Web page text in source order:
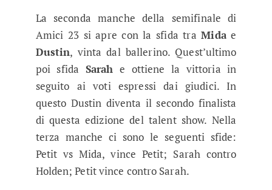
La seconda manche della semifinale di
Amici 23 si apre con la sfida traMidae
Dustin, vinta dal ballerino. Quest’ultimo
poi sfida Sarah e ottiene la vittoria in
seguito ai voti espressi dai giudici. In
questo Dustin diventa il secondo finalista
di questa edizione del talent show. Nella
terza manche ci sono le seguenti sfide:
Petit vs Mida, vince Petit; Sarah contro
Holden; Petit vince contro Sarah.